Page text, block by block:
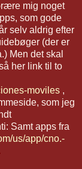
mig noget
som gode
selv aldrig efter
(der er
Men det skal
her link til to
moviles ,
som jeg
Samt apps fra
us/app/cno.-